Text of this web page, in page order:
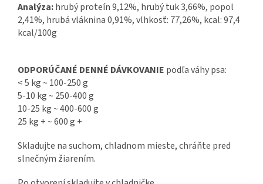
Analýza:hrubý proteín 9,12%, hrubý tuk 3,66%, popol
2,41%, hrubá vláknina 0,91%, vlhkosť: 77,26%, kcal: 97,4
kcal/100g
ODPORÚČANÉ DENNÉ DÁVKOVANIE podľa váhy psa:
< 5 kg ~ 100-250 g
5-10 kg ~ 250-400 g
10-25 kg ~ 400-600 g
25 kg + ~ 600 g +
Skladujte na suchom, chladnom mieste, chráňte pred
slnečným žiarením.